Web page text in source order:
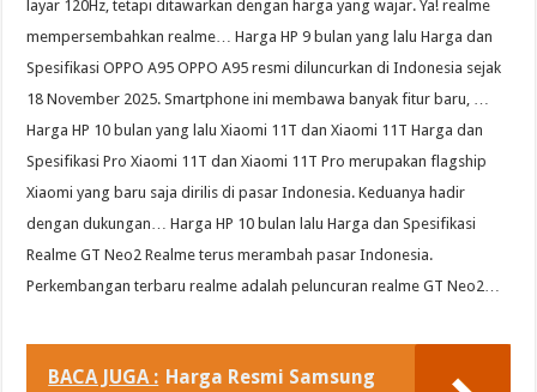
layar 120Hz, tetapi ditawarkan dengan harga yang wajar. Ya! realme
mempersembahkan realme… Harga HP 9 bulan yang lalu Harga dan
Spesifikasi OPPO A95 OPPO A95 resmi diluncurkan di Indonesia sejak
18 November 2025. Smartphone ini membawa banyak fitur baru, …
Harga HP 10 bulan yang lalu Xiaomi 11T dan Xiaomi 11T Harga dan
Spesifikasi Pro Xiaomi 11T dan Xiaomi 11T Pro merupakan flagship
Xiaomi yang baru saja dirilis di pasar Indonesia. Keduanya hadir
dengan dukungan… Harga HP 10 bulan lalu Harga dan Spesifikasi
Realme GT Neo2 Realme terus merambah pasar Indonesia.
Perkembangan terbaru realme adalah peluncuran realme GT Neo2…
BACA JUGA : Harga Resmi Samsung